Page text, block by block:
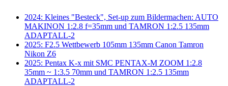
2024: Kleines "Besteck", Set-up zum Bildermachen: AUTO
MAKINON 1:2.8 f=35mm und TAMRON 1:2.5 135mm
ADAPTALL-2
2025: F2.5 Wettbewerb 105mm 135mm Canon Tamron
Nikon Z6
2025: Pentax K-x mit SMC PENTAX-M ZOOM 1:2.8
35mm ~ 1:3.5 70mm und TAMRON 1:2.5 135mm
ADAPTALL-2